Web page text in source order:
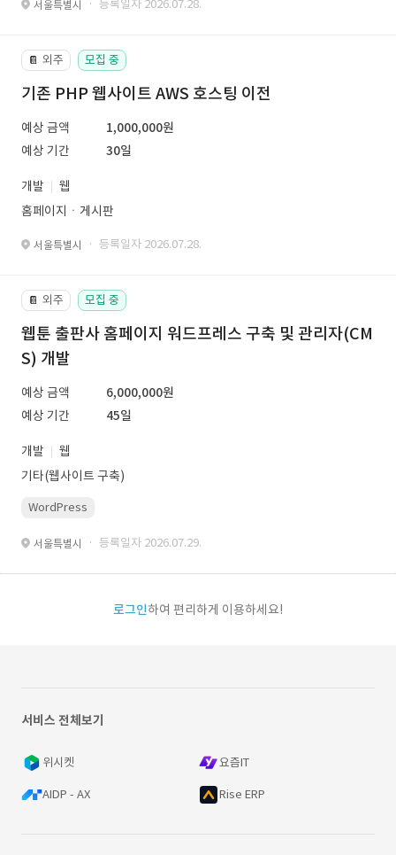
서울특별시 · 등록일자 2026.07.28.
📔 외주 모집 중
기존 PHP 웹사이트 AWS 호스팅 이전
예상 금액
1,000,000원
예상 기간
30일
개발
웹
홈페이지ㆍ게시판
서울특별시 · 등록일자 2026.07.28.
📔 외주 모집 중
웹툰 출판사 홈페이지 워드프레스 구축 및 관리자(CM
S) 개발
예상 금액
6,000,000원
예상 기간
45일
개발
웹
기타(웹사이트 구축)
WordPress
서울특별시 · 등록일자 2026.07.29.
로그인하여 편리하게 이용하세요!
서비스 전체보기
위시켓 요즘IT
AIDP - AX Rise ERP